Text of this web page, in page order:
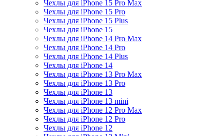
Чехлы для iPhone 15 Pro Max
Чехлы для iPhone 15 Pro
Чехлы для iPhone 15 Plus
Чехлы для iPhone 15
Чехлы для iPhone 14 Pro Max
Чехлы для iPhone 14 Pro
Чехлы для iPhone 14 Plus
Чехлы для iPhone 14
Чехлы для iPhone 13 Pro Max
Чехлы для iPhone 13 Pro
Чехлы для iPhone 13
Чехлы для iPhone 13 mini
Чехлы для iPhone 12 Pro Max
Чехлы для iPhone 12 Pro
Чехлы для iPhone 12